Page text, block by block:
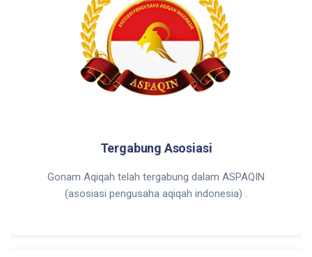
Tergabung Asosiasi
Gonam Aqiqah telah tergabung dalam ASPAQIN
(asosiasi pengusaha aqiqah indonesia) .